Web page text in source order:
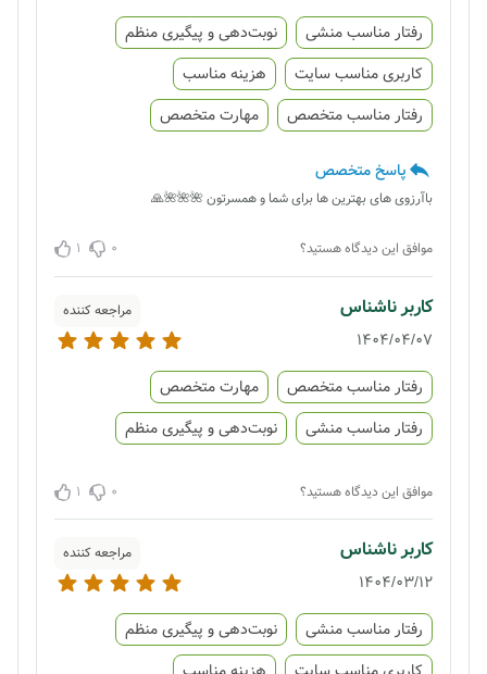
دکتر بندانی🌹🌹🌹 عاطفه خسروی
رفتار مناسب منشی
نوبت‌دهی و پیگیری منظم
کاربری مناسب سایت
هزینه مناسب
رفتار مناسب متخصص
مهارت متخصص
پاسخ متخصص
باآرزوی های بهترین ها برای شما و همسرتون 🌺🌺🌺🙏
موافق این دیدگاه هستید؟ 0
1
کاربر ناشناس مراجعه کننده
1404/04/07
رفتار مناسب متخصص
مهارت متخصص
رفتار مناسب منشی
نوبت‌دهی و پیگیری منظم
موافق این دیدگاه هستید؟ 0
1
کاربر ناشناس مراجعه کننده
1404/03/12
رفتار مناسب منشی
نوبت‌دهی و پیگیری منظم